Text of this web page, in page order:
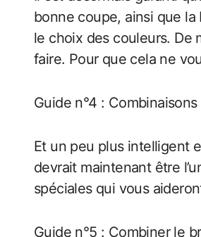
bonne coupe, ainsi que
le choix des couleurs. De
faire. Pour que cela ne
Guide n°4 :
Et un peu plus intelligent
devrait maintenant être
spéciales qui vous
Guide n°5 : Combiner le